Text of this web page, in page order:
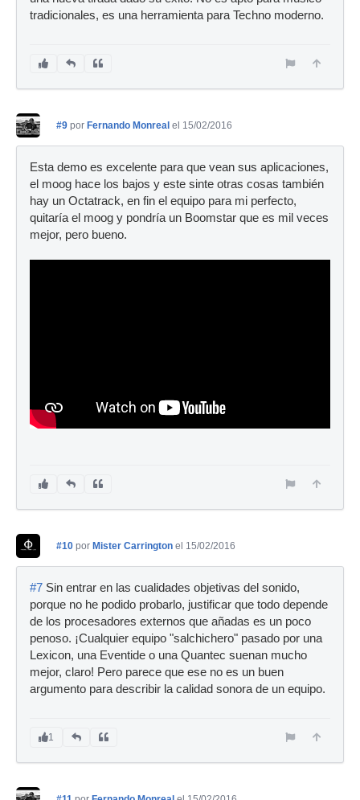
tradicionales, es una herramienta para Techno moderno.
#9 por Fernando Monreal el 15/02/2016
Esta demo es excelente para que vean sus aplicaciones,
el moog hace los bajos y este sinte otras cosas también
hay un Octatrack, en fin el equipo para mi perfecto,
quitaría el moog y pondría un Boomstar que es mil veces
mejor, pero bueno.
#10 por Mister Carrington el 15/02/2016
#7 Sin entrar en las cualidades objetivas del sonido,
porque no he podido probarlo, justificar que todo depende
de los procesadores externos que añadas es un poco
penoso. ¡Cualquier equipo "salchichero" pasado por una
Lexicon, una Eventide o una Quantec suenan mucho
mejor, claro! Pero parece que ese no es un buen
argumento para describir la calidad sonora de un equipo.
1